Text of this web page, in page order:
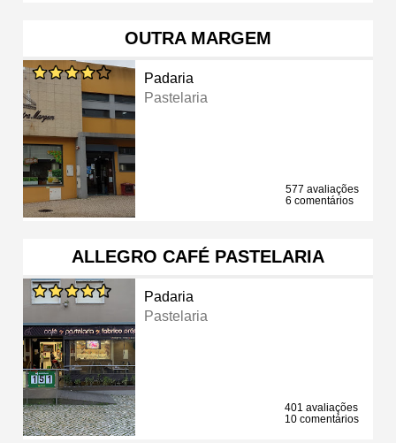
OUTRA MARGEM
Padaria
Pastelaria
577 avaliações
6 comentários
ALLEGRO CAFÉ PASTELARIA
Padaria
Pastelaria
401 avaliações
10 comentários